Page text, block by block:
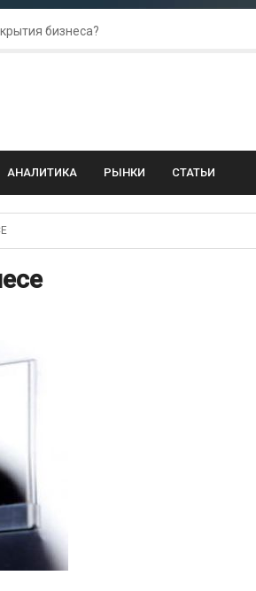
бизнеса?
свой бизнес?
АНАЛИТИКА РЫНКИ СТАТЬИ